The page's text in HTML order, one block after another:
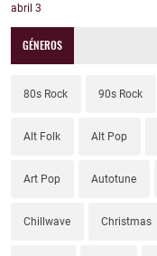
abril 3
GÉNEROS
80s Rock 90s Rock
Alt Folk Alt Pop
Art Pop Autotune
Chillwave Christmas